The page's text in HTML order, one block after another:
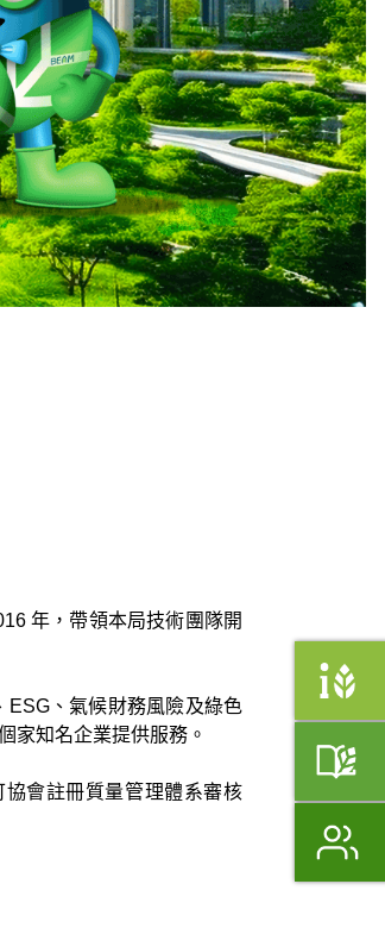
年，帶領本局技術團隊開
ESG、氣候財務風險及綠色
家知名企業提供服務。
會註冊質量管理體系審核